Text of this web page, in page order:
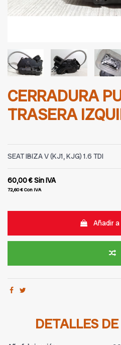
CERRADURA
TRASERA
SEAT IBIZA V (KJ1, KJG) 1.6 TDI
60,00 €Sin IVA
72,60 €Con IVA
Añadir
DETALLES